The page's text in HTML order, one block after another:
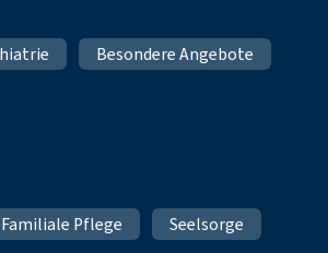
Besondere Angebote
Familiale Pflege
Seelsorge